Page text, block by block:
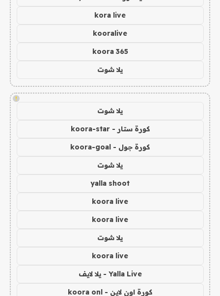
kora live
kooralive
koora 365
يلا شوت
!
يلا شوت
كورة ستار - koora-star
كورة جول - koora-goal
يلا شوت
yalla shoot
koora live
koora live
يلا شوت
koora live
Yalla Live - يلا لايف
كورة اون لاين - koora onl